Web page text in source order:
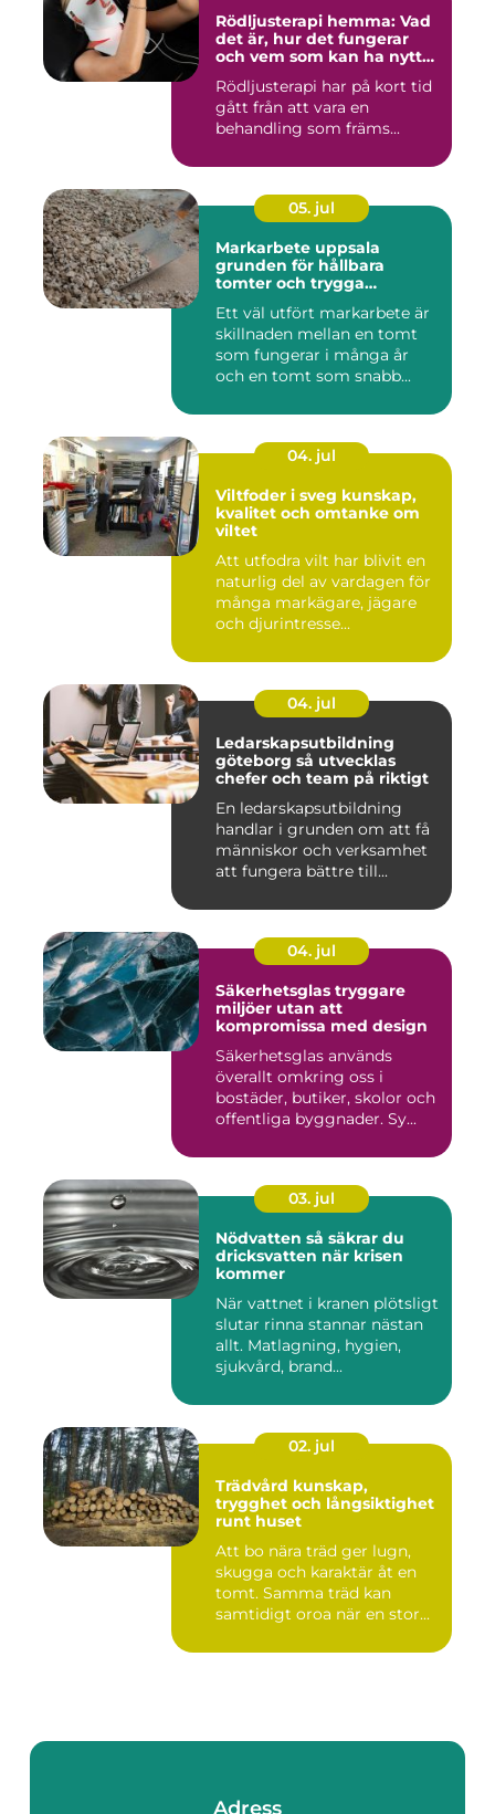
Rödljusterapi hemma: Vad
det är, hur det fungerar
och vem som kan ha nytta
Rödljusterapi har på kort tid
gått från att vara en
behandling som främs...
05. jul
Markarbete uppsala
grunden för hållbara
tomter och trygga
Ett väl utfört markarbete är
skillnaden mellan en tomt
som fungerar i många år
och en tomt som snabb...
04. jul
Viltfoder i sveg kunskap,
kvalitet och omtanke om
viltet
Att utfodra vilt har blivit en
naturlig del av vardagen för
många markägare, jägare
och djurintresse...
04. jul
Ledarskapsutbildning
göteborg så utvecklas
chefer och team på riktigt
En ledarskapsutbildning
handlar i grunden om att få
människor och verksamhet
att fungera bättre till...
04. jul
Säkerhetsglas tryggare
miljöer utan att
kompromissa med design
Säkerhetsglas används
överallt omkring oss i
bostäder, butiker, skolor och
offentliga byggnader. Sy...
03. jul
Nödvatten så säkrar du
dricksvatten när krisen
kommer
När vattnet i kranen plötsligt
slutar rinna stannar nästan
allt. Matlagning, hygien,
sjukvård, brand...
02. jul
Trädvård kunskap,
trygghet och långsiktighet
runt huset
Att bo nära träd ger lugn,
skugga och karaktär åt en
tomt. Samma träd kan
samtidigt oroa när en stor...
Adress